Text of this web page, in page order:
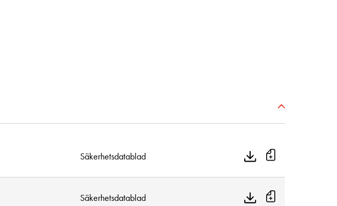
Säkerhetsdatablad
Säkerhetsdatablad